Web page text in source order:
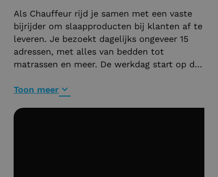
Als Chauffeur rijd je samen met een vaste
bijrijder om slaapproducten bij klanten af te
leveren. Je bezoekt dagelijks ongeveer 15
adressen, met alles van bedden tot
matrassen en meer. De werkdag start op de
de rit- en orderbon zorg je dat alles klopt,
en gaan!
Toon meer